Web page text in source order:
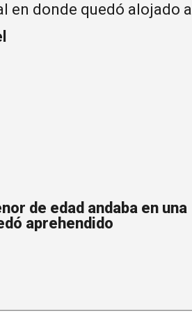
en donde quedó alojado a
de edad andaba en una
aprehendido